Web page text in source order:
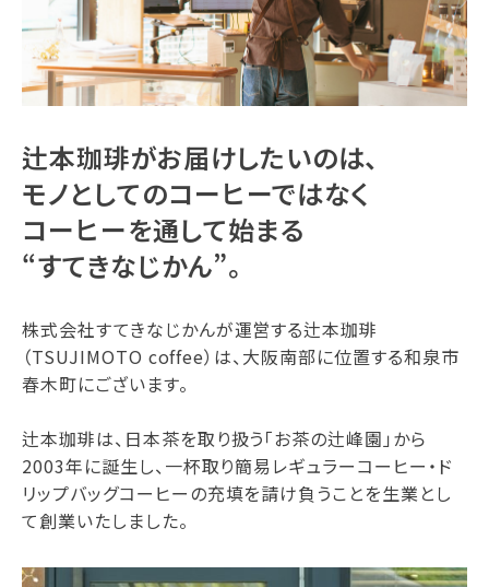
辻本珈琲がお届けしたいのは、
モノとしてのコーヒーではなく
コーヒーを通して始まる
“すてきなじかん”。
株式会社すてきなじかんが運営する辻本珈琲
（TSUJIMOTO coffee）は、大阪南部に位置する和泉市
春木町にございます。
辻本珈琲は、日本茶を取り扱う「お茶の辻峰園」から
2003年に誕生し、一杯取り簡易レギュラーコーヒー・ド
リップバッグコーヒーの充填を請け負うことを生業とし
て創業いたしました。